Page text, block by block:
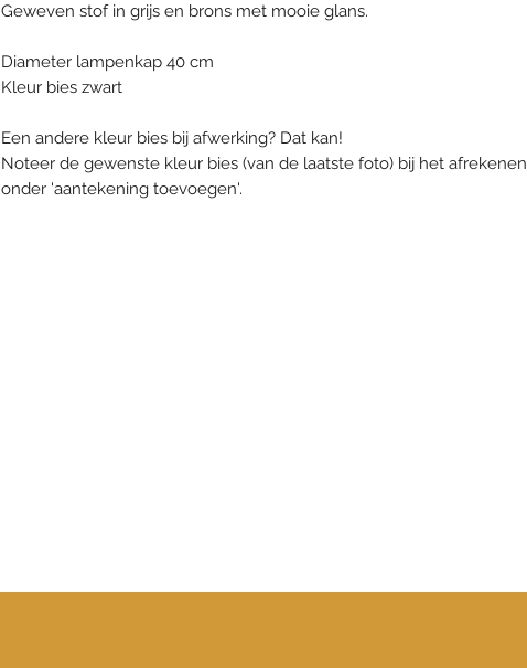
Geweven stof in grijs en brons met mooie glans.
Diameter lampenkap 40 cm
Kleur bies zwart
Een andere kleur bies bij afwerking? Dat kan!
Noteer de gewenste kleur bies (van de laatste foto) bij het afrekenen
onder 'aantekening toevoegen'.